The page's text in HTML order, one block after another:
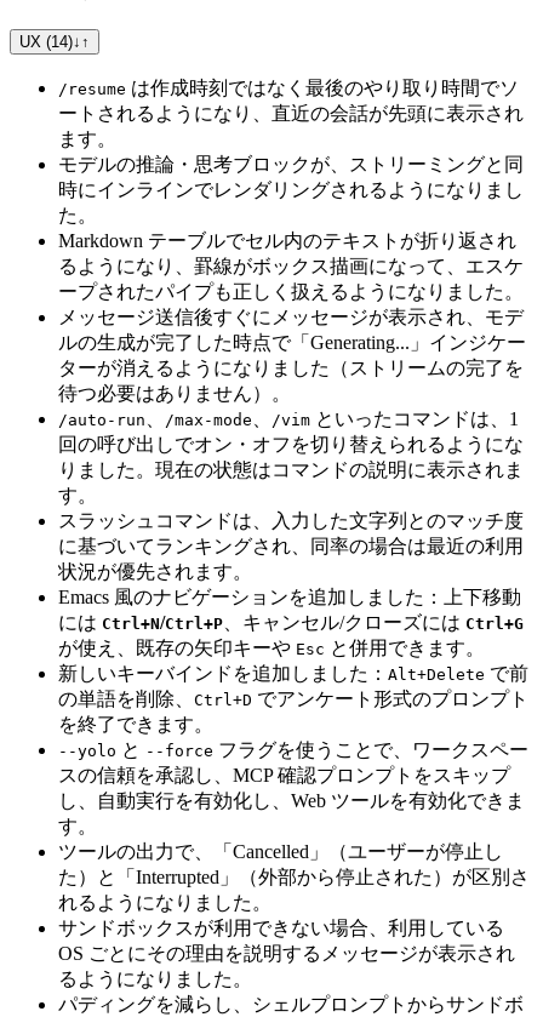
UX (14)↓ ↑
/resume は作成時刻ではなく最後のやり取り時間でソ
ートされるようになり、直近の会話が先頭に表示され
ます。
モデルの推論・思考ブロックが、ストリーミングと同
時にインラインでレンダリングされるようになりまし
た。
Markdown テーブルでセル内のテキストが折り返され
るようになり、罫線がボックス描画になって、エスケ
ープされたパイプも正しく扱えるようになりました。
メッセージ送信後すぐにメッセージが表示され、モデ
ルの生成が完了した時点で「Generating...」インジケー
ターが消えるようになりました（ストリームの完了を
待つ必要はありません）。
/auto-run 、 /max-mode 、 /vim といったコマンドは、1
回の呼び出しでオン・オフを切り替えられるようにな
りました。現在の状態はコマンドの説明に表示されま
す。
スラッシュコマンドは、入力した文字列とのマッチ度
に基づいてランキングされ、同率の場合は最近の利用
状況が優先されます。
Emacs 風のナビゲーションを追加しました：上下移動
には Ctrl+N/Ctrl+P、キャンセル/クローズには Ctrl+G
が使え、既存の矢印キーや Esc と併用できます。
新しいキーバインドを追加しました： Alt+Delete で前
の単語を削除、 Ctrl+D でアンケート形式のプロンプト
を終了できます。
--yolo と --force フラグを使うことで、ワークスペー
スの信頼を承認し、MCP 確認プロンプトをスキップ
し、自動実行を有効化し、Web ツールを有効化できま
す。
ツールの出力で、「Cancelled」（ユーザーが停止し
た）と「Interrupted」（外部から停止された）が区別さ
れるようになりました。
サンドボックスが利用できない場合、利用している
OS ごとにその理由を説明するメッセージが表示され
るようになりました。
パディングを減らし、シェルプロンプトからサンドボ